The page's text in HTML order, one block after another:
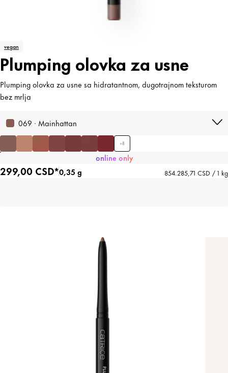
vegan
Plumping olovka za usne
Plumping olovka za usne sa hidratantnom, dugotrajnom teksturom
bez mrlja
069 · Mainhattan
+8
online only
299,00 CSD*0,35 g 854.285,71 CSD / 1 kg